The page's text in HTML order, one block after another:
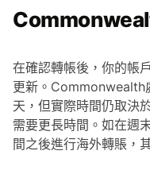
在確認轉帳後，你的帳
更新。Commonwealth
天，但實際時間仍取決
需要更長時間。如在週
間之後進行海外轉賬，